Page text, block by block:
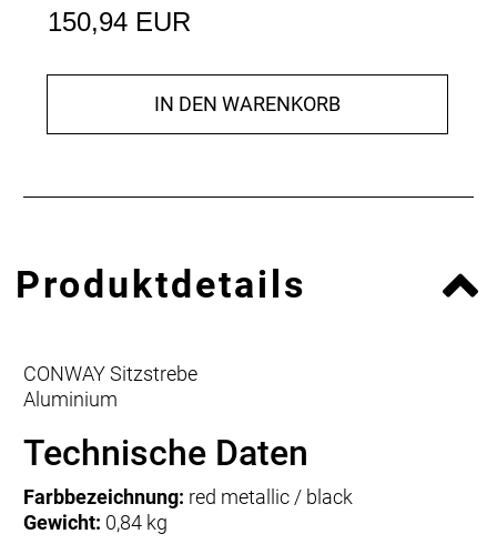
150,94 EUR
IN DEN WARENKORB
Produktdetails
CONWAY Sitzstrebe
Aluminium
Technische Daten
Farbbezeichnung: red metallic / black
Gewicht: 0,84 kg